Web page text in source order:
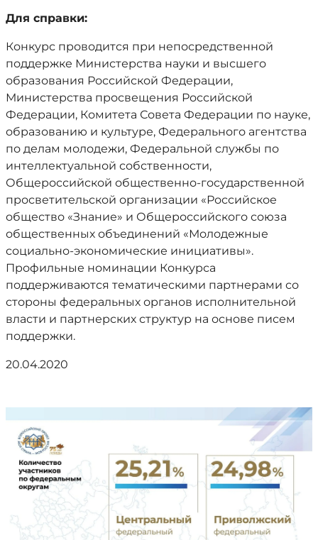
Для справки:
Конкурс проводится при непосредственной
поддержке Министерства науки и высшего
образования Российской Федерации,
Министерства просвещения Российской
Федерации, Комитета Совета Федерации по науке,
образованию и культуре, Федерального агентства
по делам молодежи, Федеральной службы по
интеллектуальной собственности,
Общероссийской общественно-государственной
просветительской организации «Российское
общество «Знание» и Общероссийского союза
общественных объединений «Молодежные
социально-экономические инициативы».
Профильные номинации Конкурса
поддерживаются тематическими партнерами со
стороны федеральных органов исполнительной
власти и партнерских структур на основе писем
поддержки.
20.04.2020